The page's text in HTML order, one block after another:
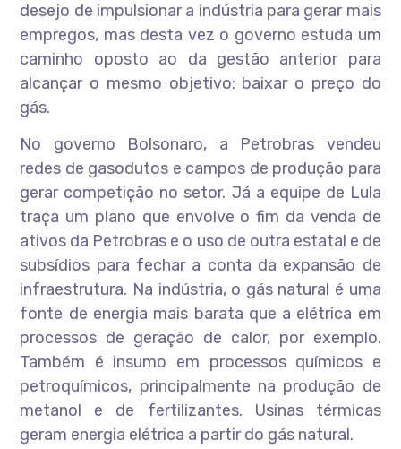
desejo de impulsionar a indústria para gerar mais
empregos, mas desta vez o governo estuda um
caminho oposto ao da gestão anterior para
alcançar o mesmo objetivo: baixar o preço do
gás.
No governo Bolsonaro, a Petrobras vendeu
redes de gasodutos e campos de produção para
gerar competição no setor. Já a equipe de Lula
traça um plano que envolve o fim da venda de
ativos da Petrobras e o uso de outra estatal e de
subsídios para fechar a conta da expansão de
infraestrutura. Na indústria, o gás natural é uma
fonte de energia mais barata que a elétrica em
processos de geração de calor, por exemplo.
Também é insumo em processos químicos e
petroquímicos, principalmente na produção de
metanol e de fertilizantes. Usinas térmicas
geram energia elétrica a partir do gás natural.